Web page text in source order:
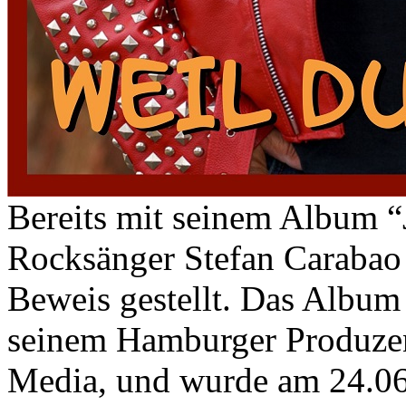
Bereits mit seinem Album
Rocksänger Stefan
Beweis gestellt. Das
seinem Hamburger
Media, und wurde am